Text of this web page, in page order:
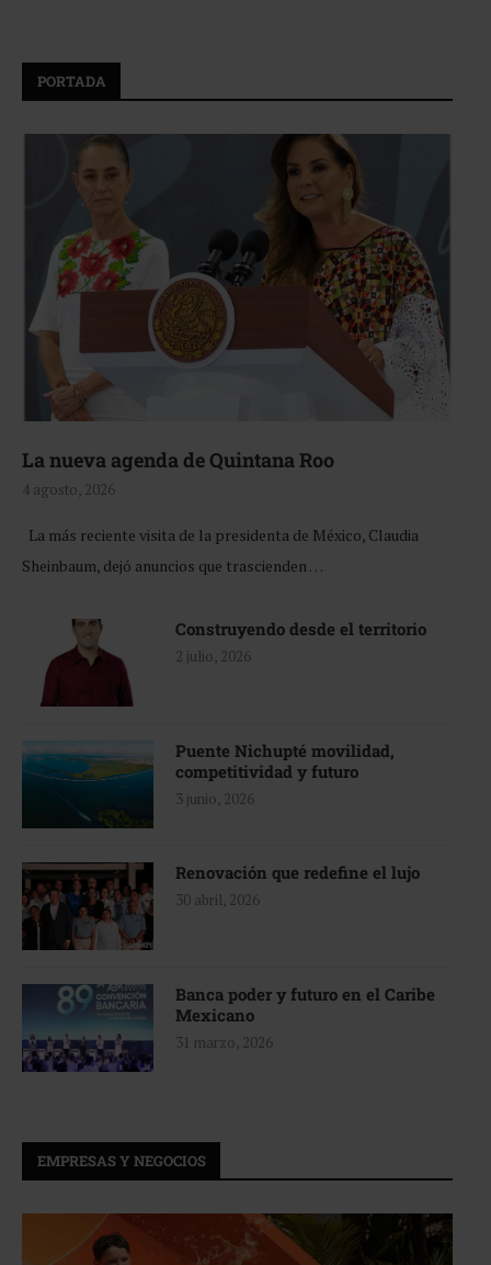
PORTADA
La nueva agenda de Quintana Roo
4 agosto, 2026
La más reciente visita de la presidenta de México, Claudia
Sheinbaum, dejó anuncios que trascienden …
Construyendo desde el territorio
2 julio, 2026
Puente Nichupté movilidad,
competitividad y futuro
3 junio, 2026
Renovación que redefine el lujo
30 abril, 2026
Banca poder y futuro en el Caribe
Mexicano
31 marzo, 2026
EMPRESAS Y NEGOCIOS